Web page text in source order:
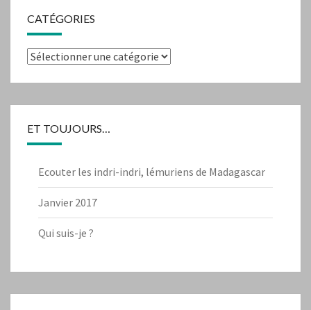
CATÉGORIES
Catégories
ET TOUJOURS…
Ecouter les indri-indri, lémuriens de Madagascar
Janvier 2017
Qui suis-je ?